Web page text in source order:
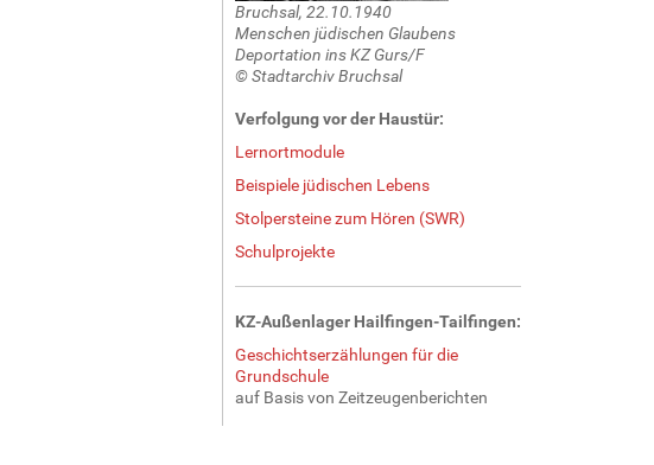
Bruchsal, 22.10.1940
Menschen jüdischen Glaubens
Deportation ins KZ Gurs/F
© Stadtarchiv Bruchsal
Verfolgung vor der Haustür:
Lernortmodule
Beispiele jüdischen Lebens
Stolpersteine zum Hören (SWR)
Schulprojekte
KZ-Außenlager Hailfingen-Tailfingen:
Geschichtserzählungen für die
Grundschule
auf Basis von Zeitzeugenberichten